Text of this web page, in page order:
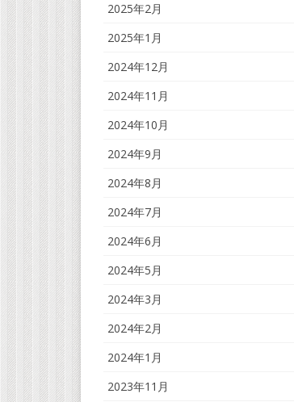
2025年2月
2025年1月
2024年12月
2024年11月
2024年10月
2024年9月
2024年8月
2024年7月
2024年6月
2024年5月
2024年3月
2024年2月
2024年1月
2023年11月